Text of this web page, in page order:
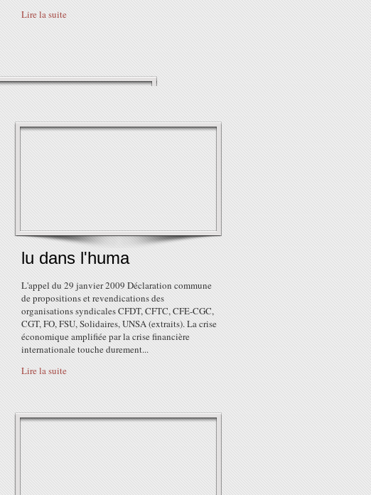
Lire la suite
lu dans l'huma
L'appel du 29 janvier 2009 Déclaration commune
de propositions et revendications des
organisations syndicales CFDT, CFTC, CFE-CGC,
CGT, FO, FSU, Solidaires, UNSA (extraits). La crise
économique amplifiée par la crise financière
internationale touche durement...
Lire la suite